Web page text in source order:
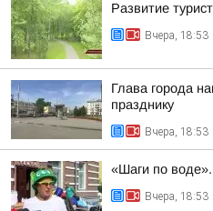
Развитие
Вчера, 18:53
Глава города
празднику
Вчера, 18:53
«Шаги по
Вчера, 18:53